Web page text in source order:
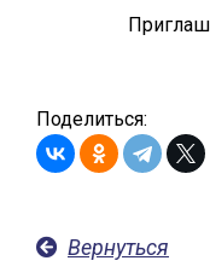
Поделиться:
Вернуться